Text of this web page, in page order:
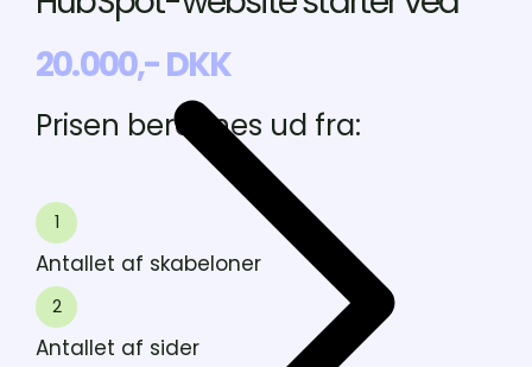
20.000,- DKK
Prisen beregnes ud fra:
1
Antallet af skabeloner
Antallet
af
skabeloner
2
Antallet af sider
Antallet
af
sider